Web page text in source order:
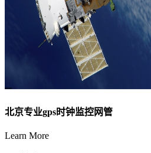
北京专业gps时钟监控网管
Learn More